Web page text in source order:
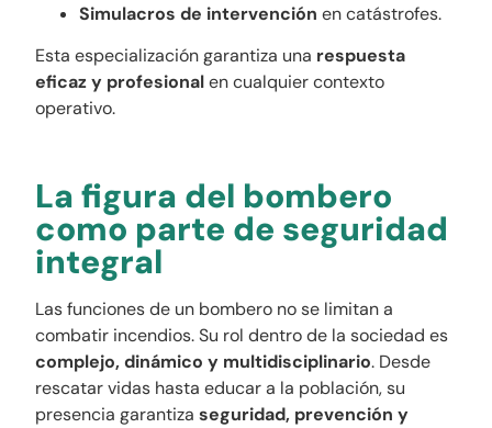
Simulacros de intervención en catástrofes.
Esta especialización garantiza una respuesta
eficaz y profesionalen cualquier contexto
operativo.
La figura del bombero
como parte de seguridad
integral
Las funciones de un bombero no se limitan a
combatir incendios. Su rol dentro de la sociedad es
complejo, dinámico y multidisciplinario. Desde
rescatar vidas hasta educar a la población, su
presencia garantizaseguridad, prevención y